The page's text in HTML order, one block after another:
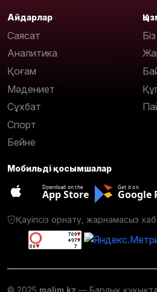
Айдарлар
Саясат
Аналитика
Қоғам
Мәдениет
Сұхбат
Спорт
Бейне
Мобильді қосымшалар
Download on the
App Store
Get it on
Google
Қауіпсіз орнату, жарнамасыз
© 2025 malim.kz — Барлық құқықтар